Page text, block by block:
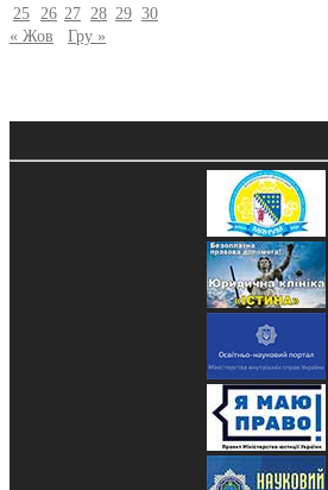
25
26 27 28 29 30
« Жов
Гру »